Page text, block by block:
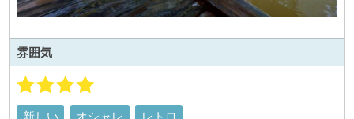
雰囲気